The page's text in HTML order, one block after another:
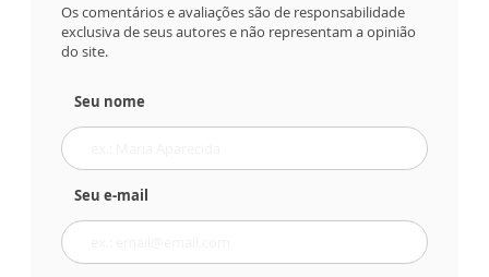
Os comentários e avaliações são de responsabilidade
exclusiva de seus autores e não representam a opinião
do site.
Seu nome
Seu e-mail